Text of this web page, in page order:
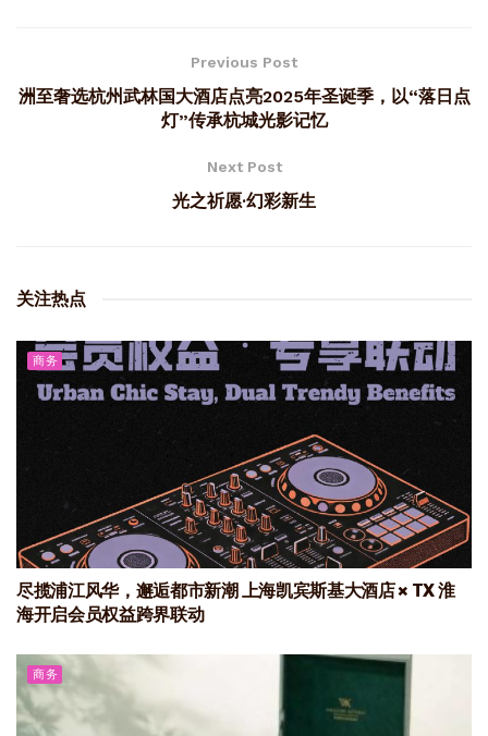
Previous Post
洲至奢选杭州武林国大酒店点亮2025年圣诞季，以“落日点
灯”传承杭城光影记忆
Next Post
光之祈愿·幻彩新生
关注热点
商务
尽揽浦江风华，邂逅都市新潮 上海凯宾斯基大酒店 × TX 淮
海开启会员权益跨界联动
商务